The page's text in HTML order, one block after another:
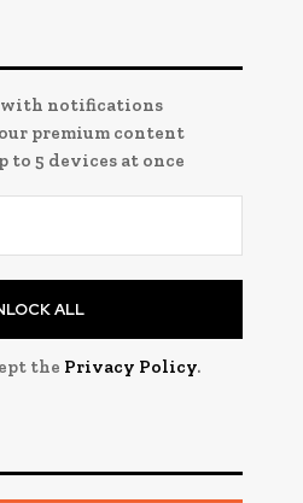
with notifications
premium content
to 5 devices at once
ALL
the Privacy Policy.